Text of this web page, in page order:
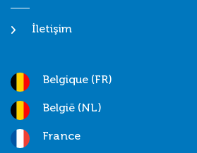
İletişim
Belgique (FR)
België (NL)
France